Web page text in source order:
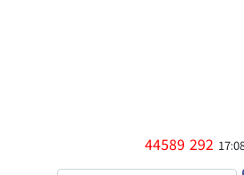
44589 292